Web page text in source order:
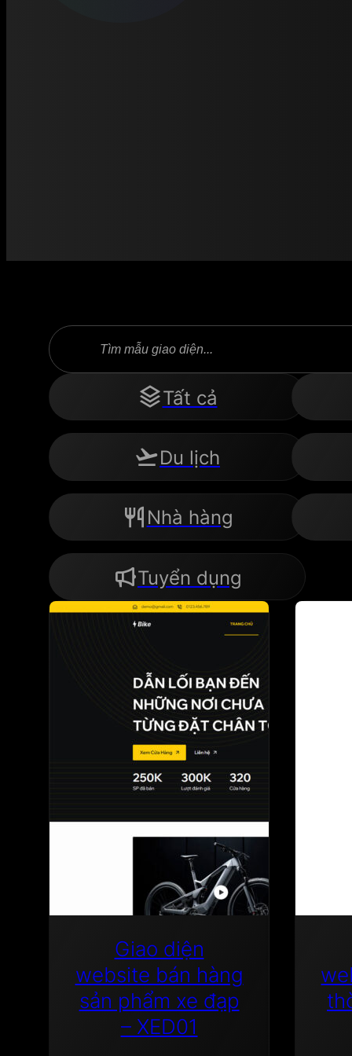
Search
...
Tất cả
Du lịch
Nhà hàng
Tuyển dụng
Giao diện
website bán hàng
sản phẩm xe đạp
– XED01